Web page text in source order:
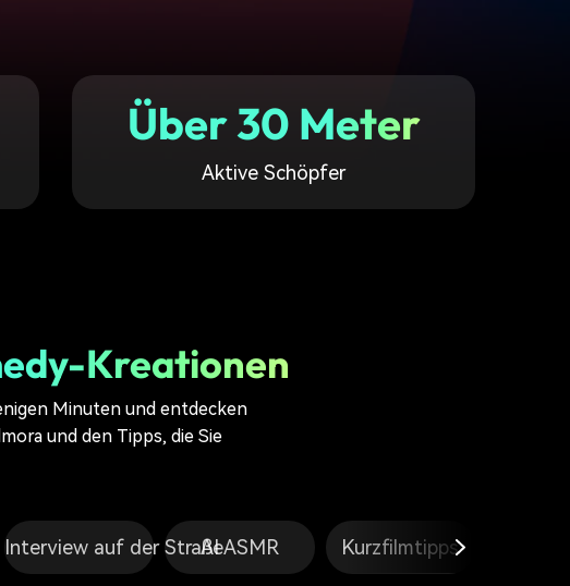
Über 30 Meter
Aktive Schöpfer
Kreationen
Minuten und entdecken
und den Tipps, die Sie
Interview auf der StraßeAI ASMR Kurzfilmtipps